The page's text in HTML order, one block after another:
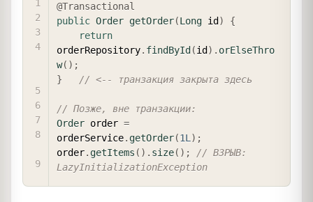
@Transactional
public Order getOrder(Long id )
{
return
orderRepository. findById (id ) . orElseThro
w( ) ;
}
// <-- транзакция закрыта здесь
// Позже, вне транзакции:
Order order =
orderService. getOrder(1L) ;
order. getItems ( ) . size( ) ;
// ВЗРЫВ:
LazyInitializationException